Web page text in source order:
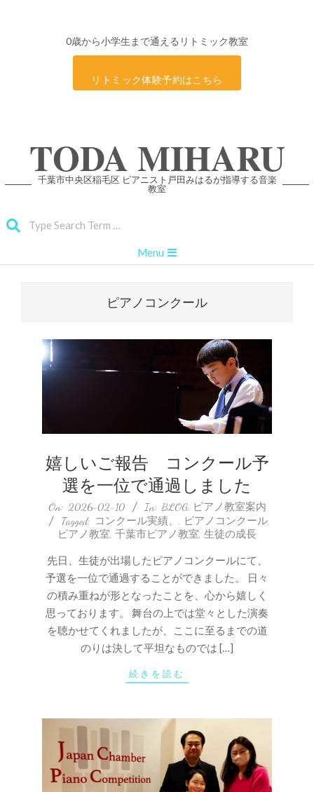
0歳から小学生まで通えるリトミック教室
リトミック体験予約はこちら
TODA MIHARU
千葉市中央区稲毛区 ピアニスト戸田みはるが指導する音楽
教室
Navigation
Menu
ピアノコンクール
嬉しいご報告 コンクール予
選を一位で通過しました
2026-
02-
On: 2026-02-10 In: BLOG, ピアノ教室案内
Tagged: コンクール実績、 , ピアノコンクール,
ピアノ教室, 千葉市ピアノ教室, 生徒の成長
先日、生徒が出場したピアノコンクールにて、
予選を一位で通過することができました。 日々
の積み重ねが形となったことを、心から嬉しく
思っております。 舞台の上では堂々とした演奏
を聴かせてくれましたが、ここに至るまでの道
のりは決して平坦なものでは […]
続きを読む